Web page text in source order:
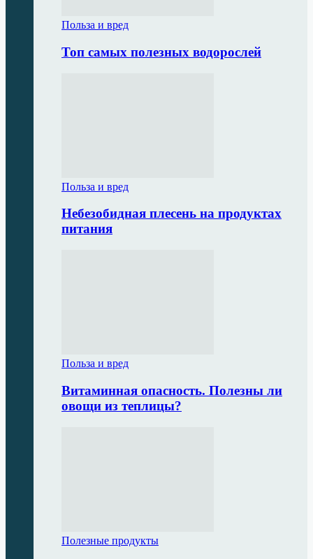
Польза и вред
Топ самых полезных водорослей
Польза и вред
Небезобидная плесень на продуктах
питания
Польза и вред
Витаминная опасность. Полезны ли
овощи из теплицы?
Полезные продукты